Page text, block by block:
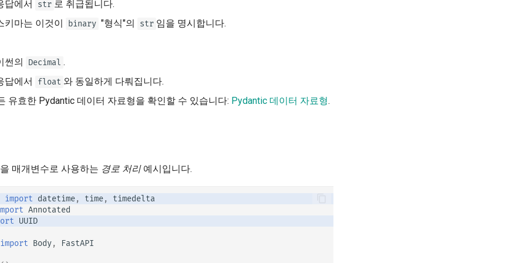
답에서 str 로 취급됩니다.
키마는 이것이
binary "형식"의 str 임을 명시합니다.
썬의 Decimal .
답에서
float 와 동일하게 다뤄집니다.
유효한 Pydantic 데이터 자료형을 확인할 수 있습니다: Pydantic 데이터 자료형.
매개변수로 사용하는 경로 처리예시입니다.
import datetime, time,
timedelta
Annotated
UUID
import Body, FastAPI